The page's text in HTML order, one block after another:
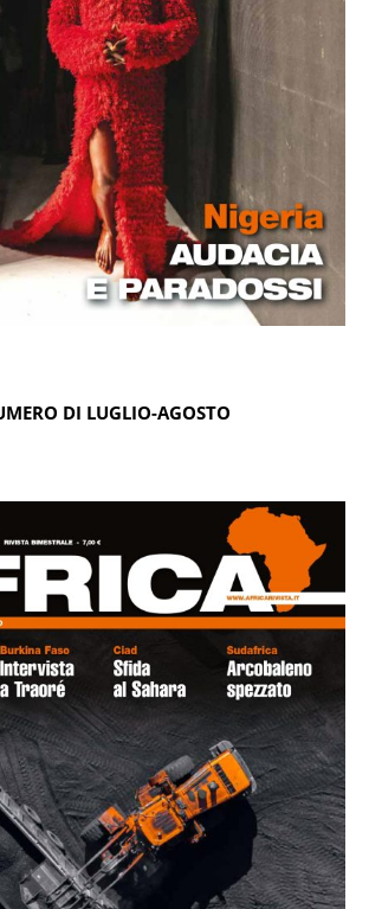
DI LUGLIO-AGOSTO